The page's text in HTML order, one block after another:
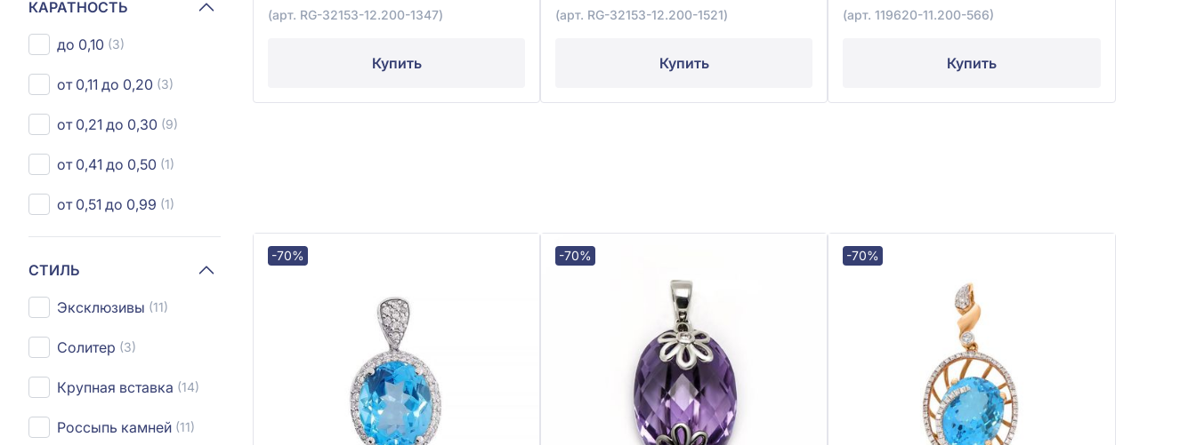
КАРАТНОСТЬ
до 0,10 (3)
от 0,11 до 0,20 (3)
от 0,21 до 0,30 (9)
от 0,41 до 0,50 (1)
от 0,51 до 0,99 (1)
СТИЛЬ
Эксклюзивы (11)
Солитер (3)
Крупная вставка (14)
Россыпь камней (11)
(арт. RG-32153-12.200-1347)
Купить
(арт. RG-32153-12.200-1521)
Купить
(арт. 119620-11.200-566)
Купить
-70% -70% -70%